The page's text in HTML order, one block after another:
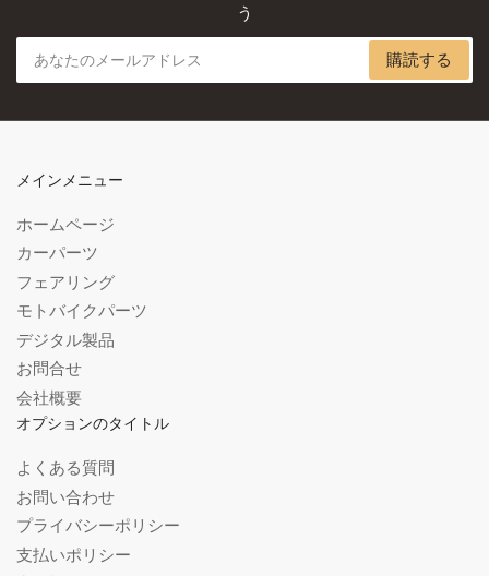
う
あ
た
ル
ア
レ
ス
購読する
メインメニュー
ホームページ
カーパーツ
フェアリング
モトバイクパーツ
デジタル製品
お問合せ
会社概要
オプションのタイトル
よくある質問
お問い合わせ
プライバシーポリシー
支払いポリシー